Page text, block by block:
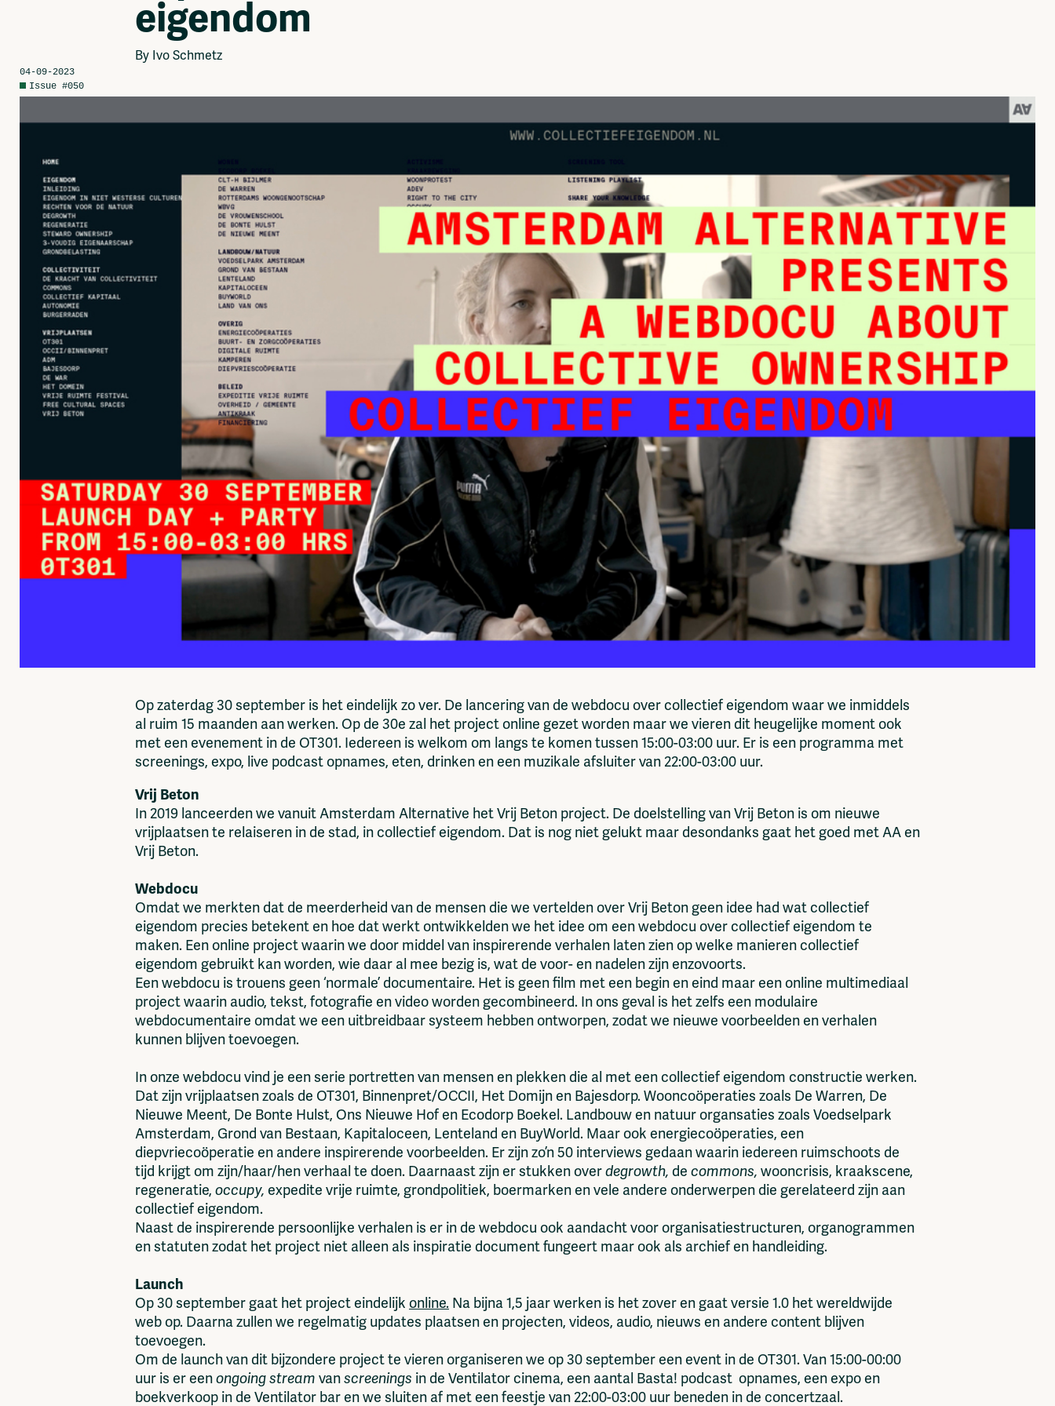
Advertise
Solidariteitsfonds
AA Academy
eigendom
By Ivo Schmetz
04-09-2023
Issue #050
Op zaterdag 30 september is het eindelijk zo ver. De lancering van de webdocu over collectief eigendom waar we inmiddels
al ruim 15 maanden aan werken. Op de 30e zal het project online gezet worden maar we vieren dit heugelijke moment ook
met een evenement in de OT301. Iedereen is welkom om langs te komen tussen 15:00-03:00 uur. Er is een programma met
screenings, expo, live podcast opnames, eten, drinken en een muzikale afsluiter van 22:00-03:00 uur.
Vrij Beton
In 2019 lanceerden we vanuit Amsterdam Alternative het Vrij Beton project. De doelstelling van Vrij Beton is om nieuwe
vrijplaatsen te relaiseren in de stad, in collectief eigendom. Dat is nog niet gelukt maar desondanks gaat het goed met AA en
Vrij Beton.
Webdocu
Omdat we merkten dat de meerderheid van de mensen die we vertelden over Vrij Beton geen idee had wat collectief
eigendom precies betekent en hoe dat werkt ontwikkelden we het idee om een webdocu over collectief eigendom te
maken. Een online project waarin we door middel van inspirerende verhalen laten zien op welke manieren collectief
eigendom gebruikt kan worden, wie daar al mee bezig is, wat de voor- en nadelen zijn enzovoorts.
Een webdocu is trouens geen ‘normale’ documentaire. Het is geen film met een begin en eind maar een online multimediaal
project waarin audio, tekst, fotografie en video worden gecombineerd. In ons geval is het zelfs een modulaire
webdocumentaire omdat we een uitbreidbaar systeem hebben ontworpen, zodat we nieuwe voorbeelden en verhalen
kunnen blijven toevoegen.
In onze webdocu vind je een serie portretten van mensen en plekken die al met een collectief eigendom constructie werken.
Dat zijn vrijplaatsen zoals de OT301, Binnenpret/OCCII, Het Domijn en Bajesdorp. Wooncoöperaties zoals De Warren, De
Nieuwe Meent, De Bonte Hulst, Ons Nieuwe Hof en Ecodorp Boekel. Landbouw en natuur organsaties zoals Voedselpark
Amsterdam, Grond van Bestaan, Kapitaloceen, Lenteland en BuyWorld. Maar ook energiecoöperaties, een
diepvriecoöperatie en andere inspirerende voorbeelden. Er zijn zo’n 50 interviews gedaan waarin iedereen ruimschoots de
tijd krijgt om zijn/haar/hen verhaal te doen. Daarnaast zijn er stukken overdegrowth, de commons, wooncrisis, kraakscene,
regeneratie, occupy, expedite vrije ruimte, grondpolitiek, boermarken en vele andere onderwerpen die gerelateerd zijn aan
collectief eigendom.
Naast de inspirerende persoonlijke verhalen is er in de webdocu ook aandacht voor organisatiestructuren, organogrammen
en statuten zodat het project niet alleen als inspiratie document fungeert maar ook als archief en handleiding.
Launch
Op 30 september gaat het project eindelijk online. Na bijna 1,5 jaar werken is het zover en gaat versie 1.0 het wereldwijde
web op. Daarna zullen we regelmatig updates plaatsen en projecten, videos, audio, nieuws en andere content blijven
toevoegen.
Om de launch van dit bijzondere project te vieren organiseren we op 30 september een event in de OT301. Van 15:00-00:00
uur is er eenongoing stream vanscreenings in de Ventilator cinema, een aantal Basta! podcast opnames, een expo en
boekverkoop in de Ventilator bar en we sluiten af met een feestje van 22:00-03:00 uur beneden in de concertzaal.